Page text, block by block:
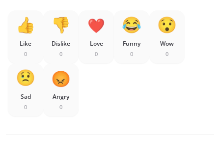
Like
0
Dislike
0
Love
0
Funny
0
Wow
0
Sad
0
Angry
0